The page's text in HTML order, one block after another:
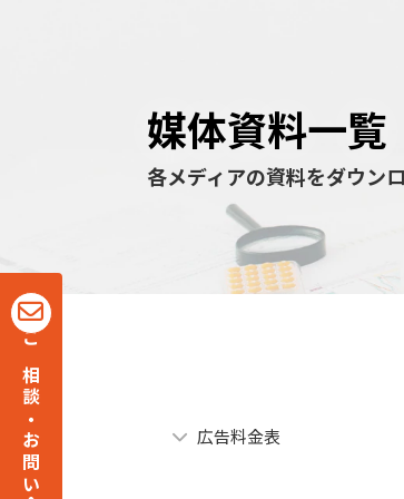
媒体資料一覧
各メディアの資料をダウン
ご相談・お問い合わせ 広告料金表